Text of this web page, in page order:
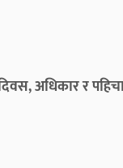
अधिकार र